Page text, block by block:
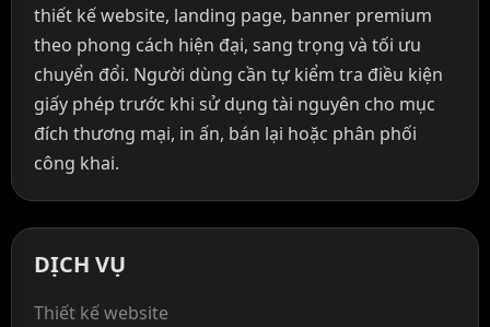
thiết kế website, landing page, banner premium
theo phong cách hiện đại, sang trọng và tối ưu
chuyển đổi. Người dùng cần tự kiểm tra điều kiện
giấy phép trước khi sử dụng tài nguyên cho mục
đích thương mại, in ấn, bán lại hoặc phân phối
công khai.
DỊCH VỤ
Thiết kế website